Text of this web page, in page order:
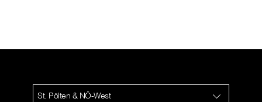
St. Pölten & NÖ-West